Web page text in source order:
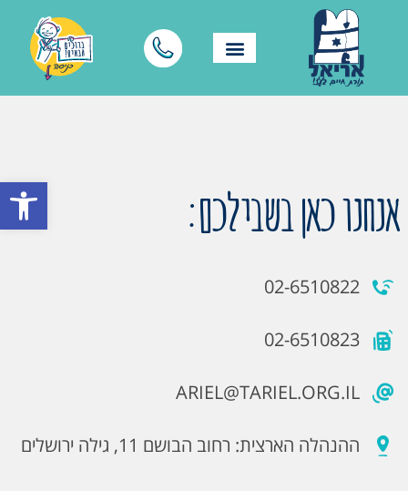
פתח אנחנו כאן בשבילכם:
02-6510822
02-6510823
ARIEL@TARIEL.ORG.IL
ההנהלה הארצית: רחוב הבושם 11, גילה ירושלים